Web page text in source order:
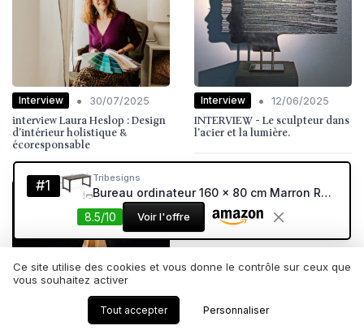
#1 Tribesigns
Bureau ordinateur 160 x 80 cm Marron Rustique/Noir
8.5/10
Voir l'offre
Interview • 30/07/2025
interview Laura Heslop : Design
d’intérieur holistique &
écoresponsable
Interview • 12/06/2025
INTERVIEW - Le sculpteur dans
l'acier et la lumière.
Ce site utilise des cookies et vous donne le contrôle sur ceux que
vous souhaitez activer
Tout accepter Personnaliser